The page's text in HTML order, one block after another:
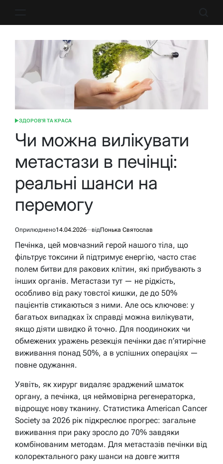
ОПУБЛІКУВАТИ
ЗДОРОВ'Я ТА КРАСА
Чи можна вилікувати
метастази в печінці:
реальні шанси на
перемогу
Оприлюднено14.04.2026 відПонька Святослав
Печінка, цей мовчазний герой нашого тіла, що
фільтрує токсини й підтримує енергію, часто стає
полем битви для ракових клітин, які прибувають з
інших органів. Метастази тут — не рідкість,
особливо від раку товстої кишки, де до 50%
пацієнтів стикаються з ними. Але ось ключове: у
багатьох випадках їх справді можна вилікувати,
якщо діяти швидко й точно. Для поодиноких чи
обмежених уражень резекція печінки дає п’ятирічне
виживання понад 50%, а в успішних операціях —
повне одужання.
Уявіть, як хирург видаляє зраджений шматок
органу, а печінка, ця неймовірна регенераторка,
відрощує нову тканину. Статистика American Cancer
Society за 2026 рік підкреслює прогрес: загальне
виживання при раку зросло до 70% завдяки
комбінованим методам. Для метастазів печінки від
колоректального раку шанси на довге життя